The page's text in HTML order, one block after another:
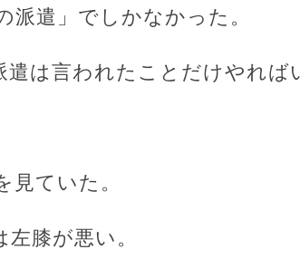
遣」でしかなかった。
遣は言われたことだけやれば
見ていた。
膝が悪い。